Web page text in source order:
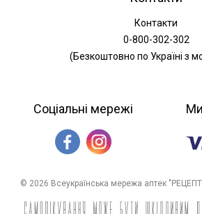
Контакти
0-800-302-302
(Безкоштовно по Україні з
Соціальні мережі
© 2026 Всеукраїнська мережа аптек